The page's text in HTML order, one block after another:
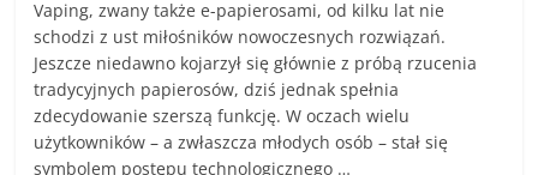
Vaping, zwany także e-papierosami, od kilku lat nie
schodzi z ust miłośników nowoczesnych rozwiązań.
Jeszcze niedawno kojarzył się głównie z próbą rzucenia
tradycyjnych papierosów, dziś jednak spełnia
zdecydowanie szerszą funkcję. W oczach wielu
użytkowników – a zwłaszcza młodych osób – stał się
symbolem postępu technologicznego …